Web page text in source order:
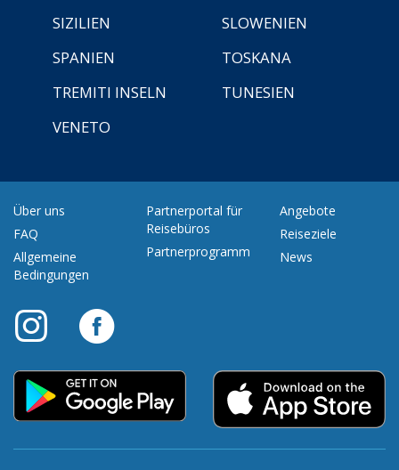
SIZILIEN
SLOWENIEN
SPANIEN
TOSKANA
TREMITI INSELN
TUNESIEN
VENETO
Über uns
FAQ
Allgemeine
Bedingungen
Partnerportal für
Reisebüros
Partnerprogramm
Angebote
Reiseziele
News